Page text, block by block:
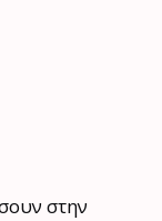
στην